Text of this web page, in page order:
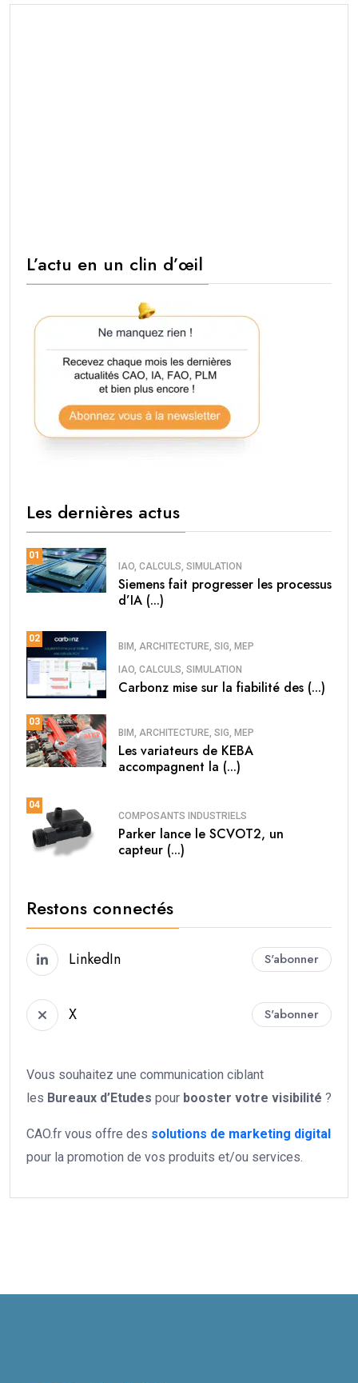
L’actu en un clin d’œil
Les dernières actus
01
IAO, CALCULS, SIMULATION
Siemens fait progresser les processus
d’IA (...)
02
BIM, ARCHITECTURE, SIG, MEP
IAO, CALCULS, SIMULATION
Carbonz mise sur la fiabilité des (...)
03
BIM, ARCHITECTURE, SIG, MEP
Les variateurs de KEBA
accompagnent la (...)
04
COMPOSANTS INDUSTRIELS
Parker lance le SCVOT2, un
capteur (...)
Restons connectés
LinkedIn S'abonner
X S'abonner
Vous souhaitez une communication ciblant
les Bureaux d’Etudes pour booster votre visibilité ?
CAO.fr vous offre des solutions de marketing digital
pour la promotion de vos produits et/ou services.